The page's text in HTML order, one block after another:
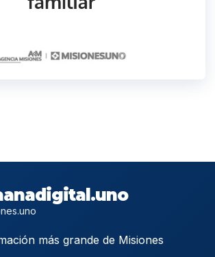
más grande de Misiones